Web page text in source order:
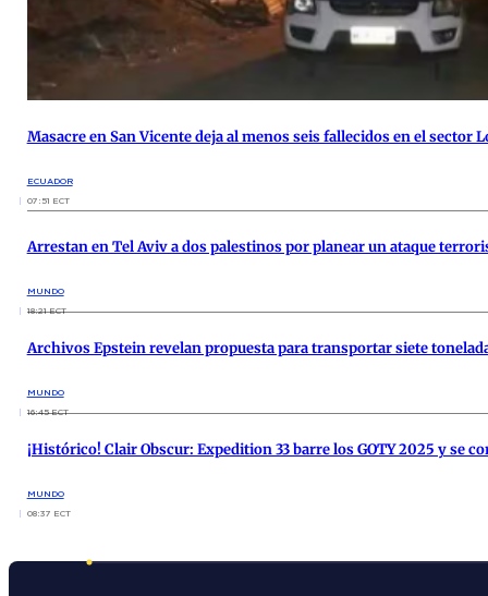
Masacre en San Vicente deja al menos seis fallecidos en el sector
ECUADOR
07:51 ECT
Arrestan en Tel Aviv a dos palestinos por planear un ataque
MUNDO
18:21 ECT
Archivos Epstein revelan propuesta para transportar siete
MUNDO
16:45 ECT
¡Histórico! Clair Obscur: Expedition 33 barre los GOTY 2025 y se
MUNDO
08:37 ECT